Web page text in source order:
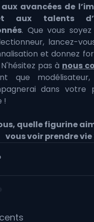
avancées de
aux talents
. Que vous
lancez-
et donnez
pas à nous
que
dans votre
!
quelle figurine
vous voir prendre vie